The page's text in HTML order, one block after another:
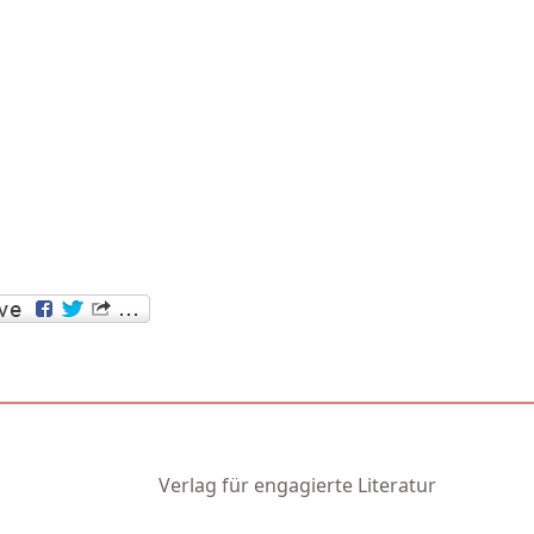
Verlag für engagierte Literatur